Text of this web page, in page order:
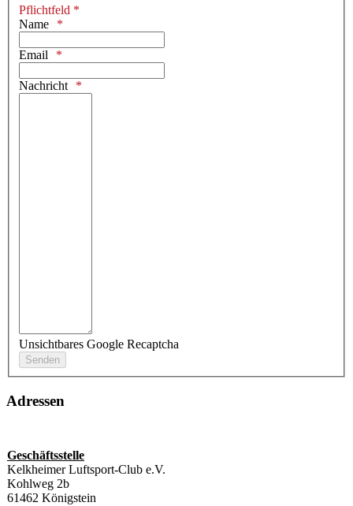
Pflichtfeld *
Name
Email
Nachricht
Unsichtbares Google Recaptcha
Adressen
Geschäftsstelle
Kelkheimer Luftsport-Club e.V.
Kohlweg 2b
61462 Königstein